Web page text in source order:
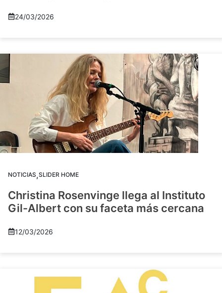
24/03/2026
NOTICIAS,SLIDER HOME
Christina Rosenvinge llega al Instituto
Gil-Albert con su faceta más cercana
12/03/2026